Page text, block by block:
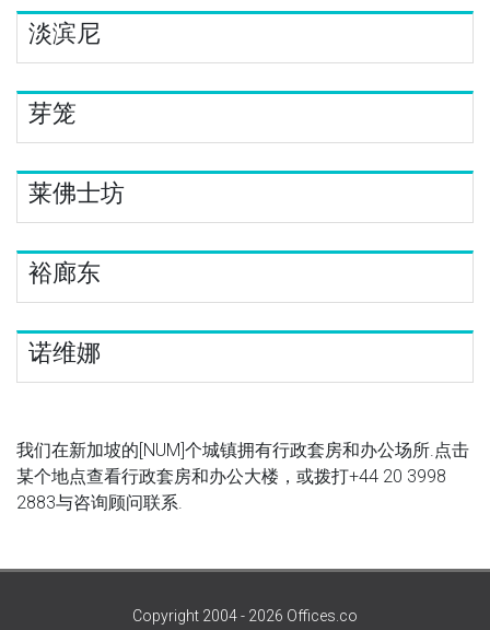
淡滨尼
芽笼
莱佛士坊
裕廊东
诺维娜
我们在新加坡的[NUM]个城镇拥有行政套房和办公场所.点击
某个地点查看行政套房和办公大楼，或拨打+44 20 3998
2883与咨询顾问联系.
Copyright 2004 - 2026 Offices.co